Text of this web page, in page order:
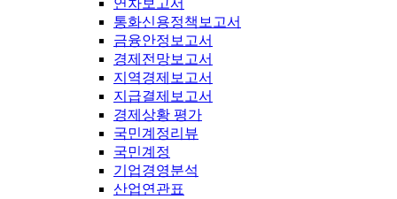
연차보고서
통화신용정책보고서
금융안정보고서
경제전망보고서
지역경제보고서
지급결제보고서
경제상황 평가
국민계정리뷰
국민계정
기업경영분석
산업연관표